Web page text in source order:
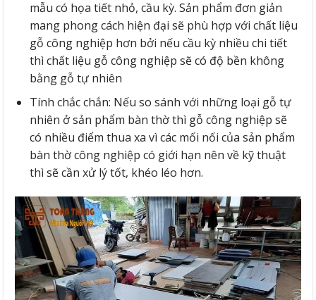
mẫu có họa tiết nhỏ, cầu kỳ. Sản phẩm đơn giản
mang phong cách hiện đại sẽ phù hợp với chất liệu
gỗ công nghiệp hơn bởi nếu cầu kỳ nhiều chi tiết
thì chất liệu gỗ công nghiệp sẽ có độ bền không
bằng gỗ tự nhiên
Tính chắc chắn: Nếu so sánh với những loại gỗ tự
nhiên ở sản phẩm bàn thờ thì gỗ công nghiệp sẽ
có nhiều điểm thua xa vì các mối nối của sản phẩm
bàn thờ công nghiệp có giới hạn nên về kỹ thuật
thì sẽ cần xử lý tốt, khéo léo hơn.